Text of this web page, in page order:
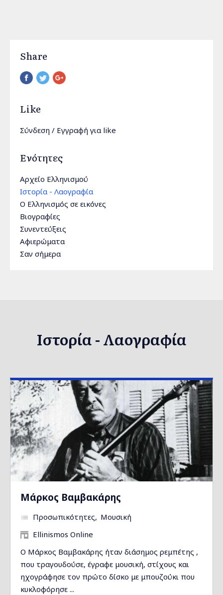
Share
Like
Σύνδεση / Εγγραφή για like
Ενότητες
Αρχείο Ελληνισμού
Ιστορία - Λαογραφία
Ο Ελληνισμός σε εικόνες
Βιογραφίες
Συνεντεύξεις
Αφιερώματα
Σαν σήμερα
Ιστορία - Λαογραφία
Μάρκος Βαμβακάρης
Προσωπικότητες
Μουσική
Ellinismos Online
Ο Μάρκος Βαμβακάρης ήταν διάσημος ρεμπέτης ,
που τραγουδούσε, έγραφε μουσική, στίχους και
ηχογράφησε τον πρώτο δίσκο με μπουζούκι που
κυκλοφόρησε ...